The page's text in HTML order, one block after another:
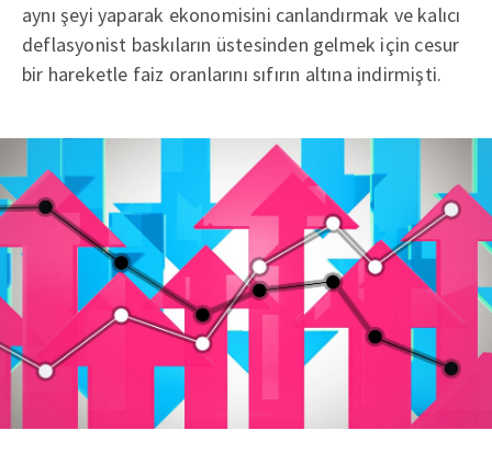
aynı şeyi yaparak ekonomisini canlandırmak ve kalıcı
deflasyonist baskıların üstesinden gelmek için cesur
bir hareketle faiz oranlarını sıfırın altına indirmişti.